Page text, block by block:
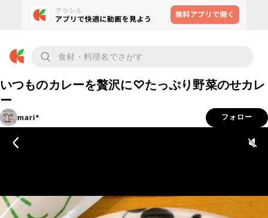
いつものカレーを贅沢に♡たっぷり野菜のせカレ
ー
mari* フォロー